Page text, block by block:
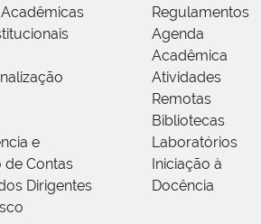
e
de Contas
Dirigentes
Regulamentos
Agenda
Acadêmica
Atividades
Remotas
Bibliotecas
Laboratórios
Iniciação à
Docência